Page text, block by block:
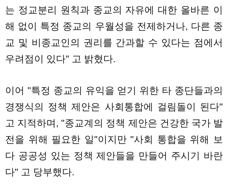
는 정교분리 원칙과 종교의 자유에 대한 올바른 이
해 없이 특정 종교의 우월성을 전제하거나, 다른 종
교 및 비종교인의 권리를 간과할 수 있다는 점에서
우려점이 있다" 고 밝혔다.
이어 "특정 종교의 유익을 얻기 위한 타 종단들과의
경쟁식의 정책 제안은 사회통합에 걸림돌이 된다"
고 지적하며, "종교계의 정책 제안은 건강한 국가 발
전을 위해 필요한 일"이지만 "사회 통합을 위해 보
다 공공성 있는 정책 제안들을 만들어 주시기 바란
다" 고 당부했다.